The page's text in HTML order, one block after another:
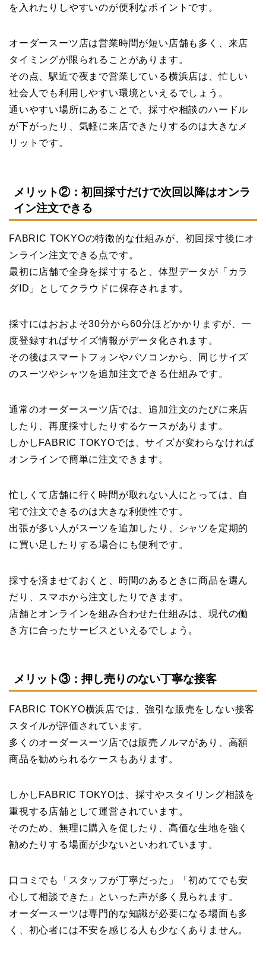
を入れたりしやすいのが便利なポイントです。
オーダースーツ店は営業時間が短い店舗も多く、来店
タイミングが限られることがあります。
その点、駅近で夜まで営業している横浜店は、忙しい
社会人でも利用しやすい環境といえるでしょう。
通いやすい場所にあることで、採寸や相談のハードル
が下がったり、気軽に来店できたりするのは大きなメ
リットです。
メリット②：初回採寸だけで次回以降はオンラ
イン注文できる
FABRIC TOKYOの特徴的な仕組みが、初回採寸後にオ
ンライン注文できる点です。
最初に店舗で全身を採寸すると、体型データが「カラ
ダID」としてクラウドに保存されます。
採寸にはおおよそ30分から60分ほどかかりますが、一
度登録すればサイズ情報がデータ化されます。
その後はスマートフォンやパソコンから、同じサイズ
のスーツやシャツを追加注文できる仕組みです。
通常のオーダースーツ店では、追加注文のたびに来店
したり、再度採寸したりするケースがあります。
しかしFABRIC TOKYOでは、サイズが変わらなければ
オンラインで簡単に注文できます。
忙しくて店舗に行く時間が取れない人にとっては、自
宅で注文できるのは大きな利便性です。
出張が多い人がスーツを追加したり、シャツを定期的
に買い足したりする場合にも便利です。
採寸を済ませておくと、時間のあるときに商品を選ん
だり、スマホから注文したりできます。
店舗とオンラインを組み合わせた仕組みは、現代の働
き方に合ったサービスといえるでしょう。
メリット③：押し売りのない丁寧な接客
FABRIC TOKYO横浜店では、強引な販売をしない接客
スタイルが評価されています。
多くのオーダースーツ店では販売ノルマがあり、高額
商品を勧められるケースもあります。
しかしFABRIC TOKYOは、採寸やスタイリング相談を
重視する店舗として運営されています。
そのため、無理に購入を促したり、高価な生地を強く
勧めたりする場面が少ないといわれています。
口コミでも「スタッフが丁寧だった」「初めてでも安
心して相談できた」といった声が多く見られます。
オーダースーツは専門的な知識が必要になる場面も多
く、初心者には不安を感じる人も少なくありません。